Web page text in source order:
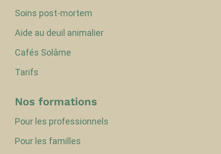
Soins post-mortem
Aide au deuil animalier
Cafés Solâme
Tarifs
Nos formations
Pour les professionnels
Pour les familles